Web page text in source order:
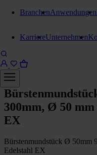
BranchenAnwendungen
KarriereUnternehmen
Düsen / Bürsten
300mm, Ø 50
EX
Bürstenmundstück Ø 50mm
Edelstahl EX